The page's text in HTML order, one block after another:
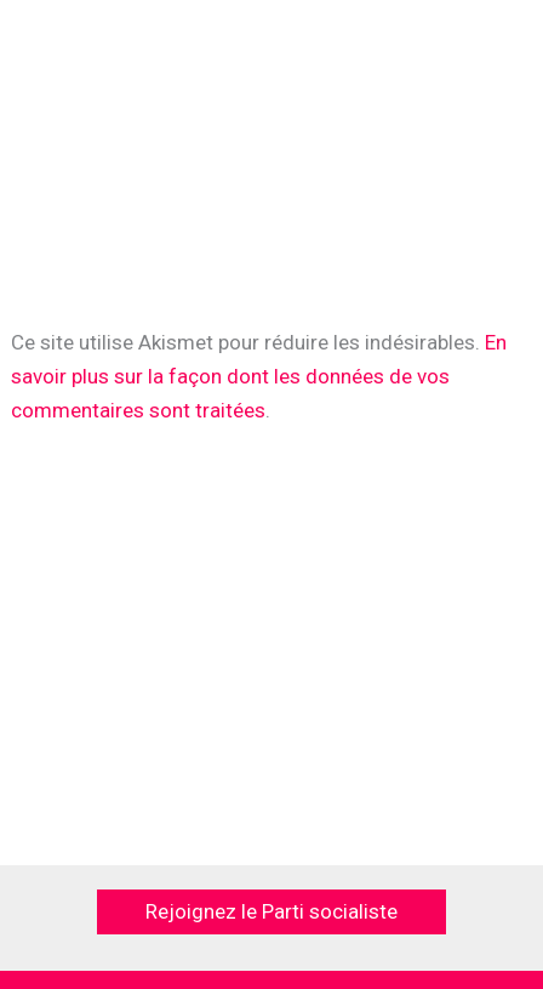
Ce site utilise Akismet pour réduire les indésirables. En
savoir plus sur la façon dont les données de vos
commentaires sont traitées
Rejoignez le Parti socialiste